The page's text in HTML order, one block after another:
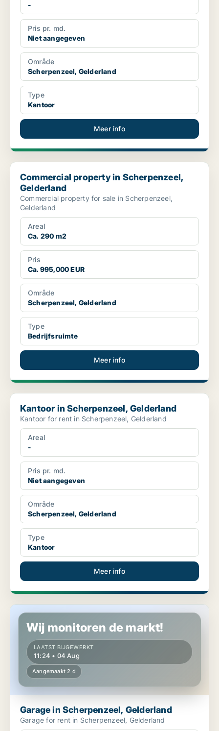
-
Pris pr. md.
Niet aangegeven
Område
Scherpenzeel, Gelderland
Type
Kantoor
Meer info
Commercial property in Scherpenzeel, Gelderland
Commercial property in Scherpenzeel,
Gelderland
Commercial property for sale in Scherpenzeel,
Gelderland
Areal
Ca. 290 m2
Pris
Ca. 995,000 EUR
Område
Scherpenzeel, Gelderland
Type
Bedrijfsruimte
Meer info
Kantoor in Scherpenzeel, Gelderland
Kantoor in Scherpenzeel, Gelderland
Kantoor for rent in Scherpenzeel, Gelderland
Areal
-
Pris pr. md.
Niet aangegeven
Område
Scherpenzeel, Gelderland
Type
Kantoor
Meer info
Garage in Scherpenzeel, Gelderland
Wij monitoren de markt!
LAATST BIJGEWERKT
11:24 • 04 Aug
Aangemaakt 2 d
Garage in Scherpenzeel, Gelderland
Garage for rent in Scherpenzeel, Gelderland